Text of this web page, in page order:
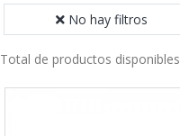
No hay filtros
Total de productos disponibles